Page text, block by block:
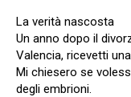
La verità nascosta
Un anno dopo il
Valencia, ricevetti
Mi chiesero se
degli embrioni.